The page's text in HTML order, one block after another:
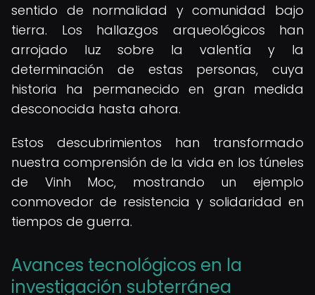
sentido de normalidad y comunidad bajo
tierra. Los hallazgos arqueológicos han
arrojado luz sobre la valentía y la
determinación de estas personas, cuya
historia ha permanecido en gran medida
desconocida hasta ahora.
Estos descubrimientos han transformado
nuestra comprensión de la vida en los túneles
de Vinh Moc, mostrando un ejemplo
conmovedor de resistencia y solidaridad en
tiempos de guerra.
Avances tecnológicos en la
investigación subterránea